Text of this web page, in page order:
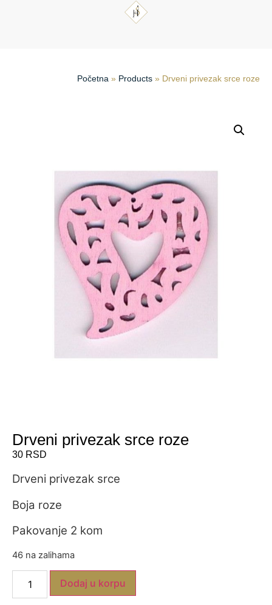
Početna » Products » Drveni privezak srce roze
Drveni privezak srce roze
30 RSD
Drveni privezak srce
Boja roze
Pakovanje 2 kom
46 na zalihama
Dodaj u korpu